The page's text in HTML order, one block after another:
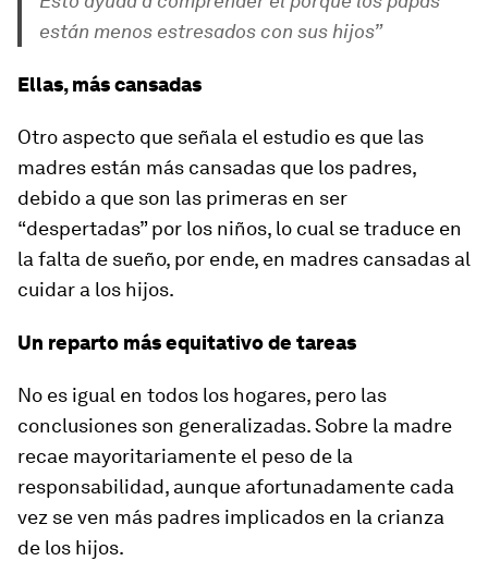
están menos estresados con sus hijos”
Ellas, más cansadas
Otro aspecto que señala el estudio es que las
madres están más cansadas que los padres,
debido a que son las primeras en ser
“despertadas” por los niños, lo cual se traduce en
la falta de sueño, por ende, en madres cansadas al
cuidar a los hijos.
Un reparto más equitativo de tareas
No es igual en todos los hogares, pero las
conclusiones son generalizadas. Sobre la madre
recae mayoritariamente el peso de la
responsabilidad, aunque afortunadamente cada
vez se ven más padres implicados en la crianza
de los hijos.